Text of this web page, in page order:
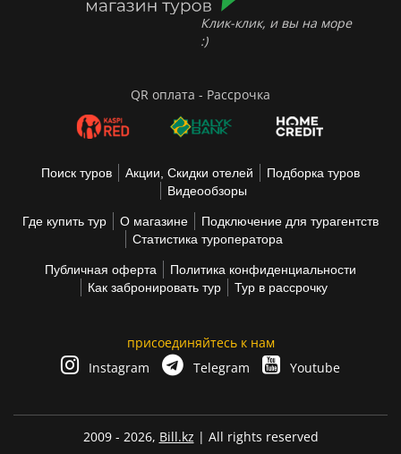
Клик-клик, и вы на море
:)
QR оплата - Рассрочка
Поиск туров Акции, Скидки отелей
Подборка туров
Видеообзоры
Где купить тур О магазине
Подключение для турагентств
Статистика туроператора
Публичная оферта
Политика конфиденциальности
Как забронировать тур
Тур в рассрочку
присоединяйтесь к нам
Instagram
Telegram Youtube
2009 - 2026, Bill.kz | All rights reserved